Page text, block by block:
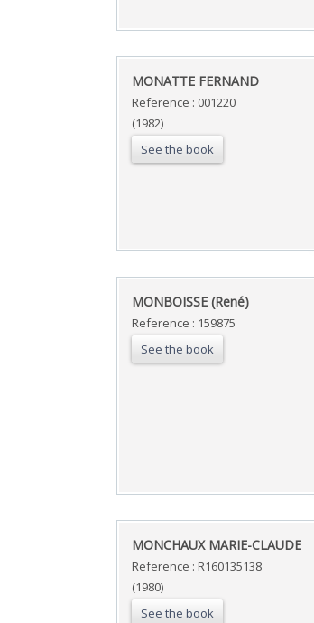
‎MONATTE FERNAND‎
Reference : 001220
(1982)
See the book
‎MONBOISSE (René)‎
Reference : 159875
See the book
‎MONCHAUX MARIE-CLAUDE‎
Reference : R160135138
(1980)
See the book